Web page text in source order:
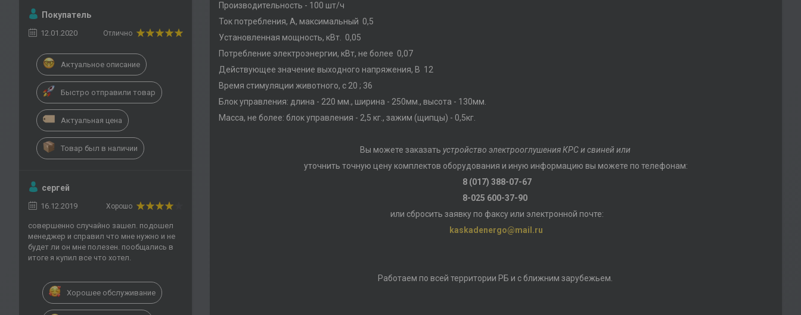
Производительность - 100 шт/ч
Ток потребления, А, максимальный 0,5
Установленная мощность, кВт. 0,05
Потребление электроэнергии, кВт, не более 0,07
Действующее значение выходного напряжения, В 12
Время стимуляции животного, с 20 ; 36
Блок управления: длина - 220 мм., ширина - 250мм., высота - 130мм.
Масса, не более: блок управления - 2,5 кг., зажим (щипцы) - 0,5кг.
Вы можете заказать устройство электрооглушения КРС и свиней или
уточнить точную цену комплектов оборудования и иную информацию вы можете по телефонам:
8 (017) 388-07-67
8-025 600-37-90
или сбросить заявку по факсу или электронной почте:
kaskadenergo@mail.ru
Работаем по всей территории РБ и с ближним зарубежьем.
Покупатель
12.01.2020 Отлично
Актуальное описание
Быстро отправили товар
Актуальная цена
Товар был в наличии
сергей
16.12.2019 Хорошо
совершенно случайно зашел. подошел
менеджер и справил что мне нужно и не
будет ли он мне полезен. пообщались в
итоге я купил все что хотел.
Хорошее обслуживание